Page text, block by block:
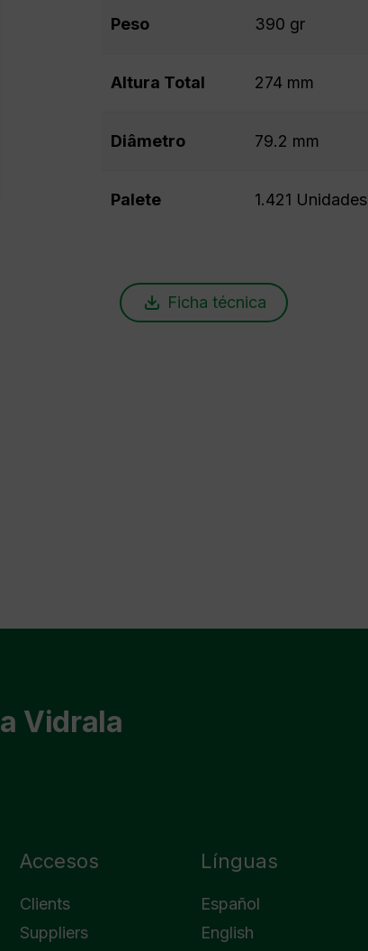
Peso 390 gr
Altura Total 274 mm
Diâmetro 79.2 mm
Palete 1.421 Unidades
Ficha técnica
Vidrala
Accesos
Clients
Suppliers
Línguas
Español
English